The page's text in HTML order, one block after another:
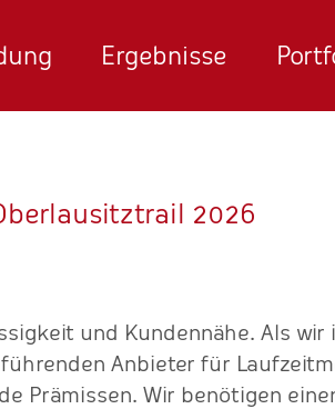
Ergebnisse
2026
und Kundennähe. Als wir
Anbieter für
Prämissen. Wir benötigen